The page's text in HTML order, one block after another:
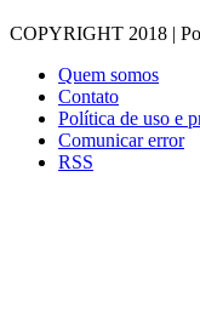
COPYRIGHT 2018 |
Quem somos
Contato
Política de uso e
Comunicar error
RSS